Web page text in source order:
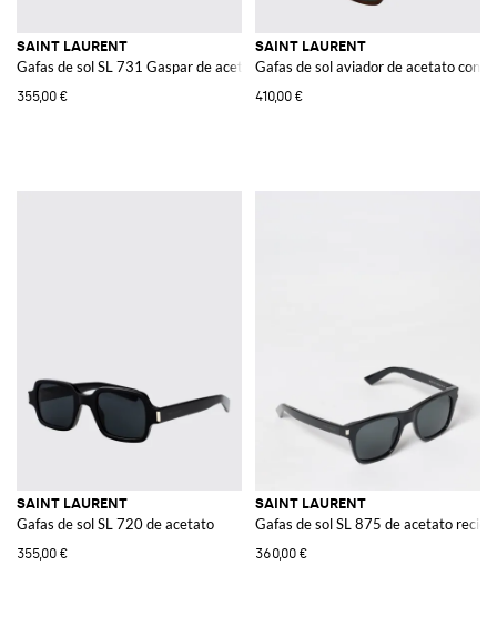
SAINT LAURENT
Gafas de sol SL 731 Gaspar de acetato reciclado
355,00 €
SAINT LAURENT
Gafas de sol aviador de acetato con
410,00 €
SAINT LAURENT
Gafas de sol SL 720 de acetato
355,00 €
SAINT LAURENT
Gafas de sol SL 875 de acetato
360,00 €